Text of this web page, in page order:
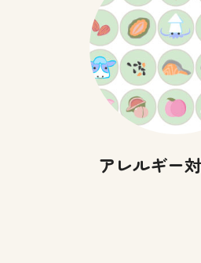
アレルギー